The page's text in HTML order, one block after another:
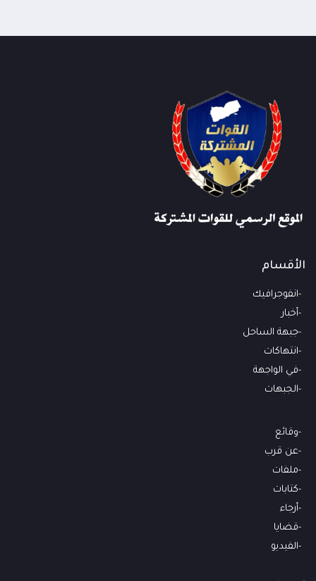
الأقسام
انفوجرافيك
أخبار
جبهة الساحل
انتهاكات
في الواجهة
الجبهات
وقائع
عن قرب
ملفات
كتابات
أرجاء
قضايا
الفيديو